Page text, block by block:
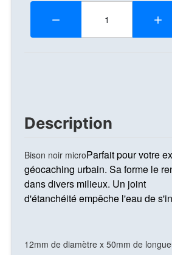
Quantité:
Description
Bison noir microParfait pour votre
géocaching urbain. Sa forme le
dans divers milieux. Un joint
d'étanchéité empêche l'eau de
12mm de diamètre x 50mm de